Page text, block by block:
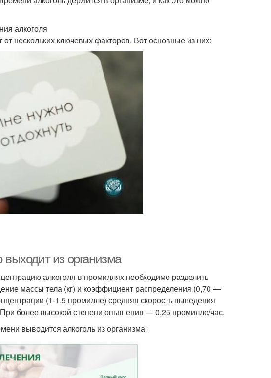
алкоголя
нескольких ключевых факторов. Вот основные из них:
выходит из организма
алкоголя в промиллях необходимо разделить
массы тела (кг) и коэффициент распределения (0,70 —
(1-1,5 промилле) средняя скорость выведения
более высокой степени опьянения — 0,25 промилле/час.
выводится алкоголь из организма: